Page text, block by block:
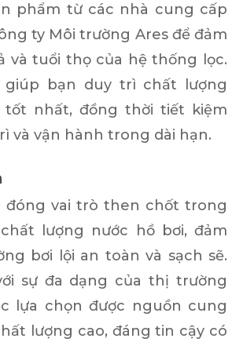
phẩm từ các nhà cung cấp
ty Môi trường Ares để đảm
và tuổi thọ của hệ thống lọc.
giúp bạn duy trì chất lượng
tốt nhất, đồng thời tiết kiệm
và vận hành trong dài hạn.
đóng vai trò then chốt trong
lượng nước hồ bơi, đảm
bơi lội an toàn và sạch sẽ.
sự đa dạng của thị trường
lựa chọn được nguồn cung
lượng cao, đáng tin cậy có